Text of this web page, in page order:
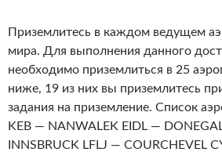
Приземлитесь в каждом ведущем
мира. Для выполнения данного
необходимо приземлиться в 25
ниже, 19 из них вы приземлитесь
задания на приземление. Список
KEB — NANWALEK EIDL —
INNSBRUCK LFLJ — COURCHEVEL